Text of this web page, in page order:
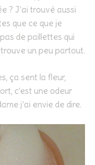
? J’ai trouvé aussi
que ce que je
de paillettes qui
un peu partout.
ça sent la fleur,
c’est une odeur
j’ai envie de dire.